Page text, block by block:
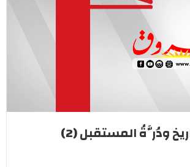
ودُرَّةُ المستقبل (2)